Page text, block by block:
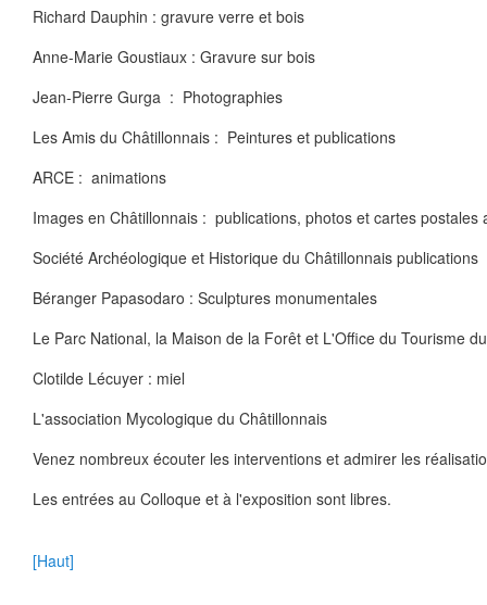
Richard Dauphin : gravure verre et bois
Anne-Marie Goustiaux : Gravure sur bois
Jean-Pierre Gurga : Photographies
Les Amis du Châtillonnais : Peintures et publications
ARCE : animations
Images en Châtillonnais : publications, photos et cartes postales
Société Archéologique et Historique du Châtillonnais publications
Béranger Papasodaro : Sculptures monumentales
Le Parc National, la Maison de la Forêt et L'Office du Tourisme
Clotilde Lécuyer : miel
L'association Mycologique du Châtillonnais
Venez nombreux écouter les interventions et admirer les
Les entrées au Colloque et à l'exposition sont libres.
[Haut]